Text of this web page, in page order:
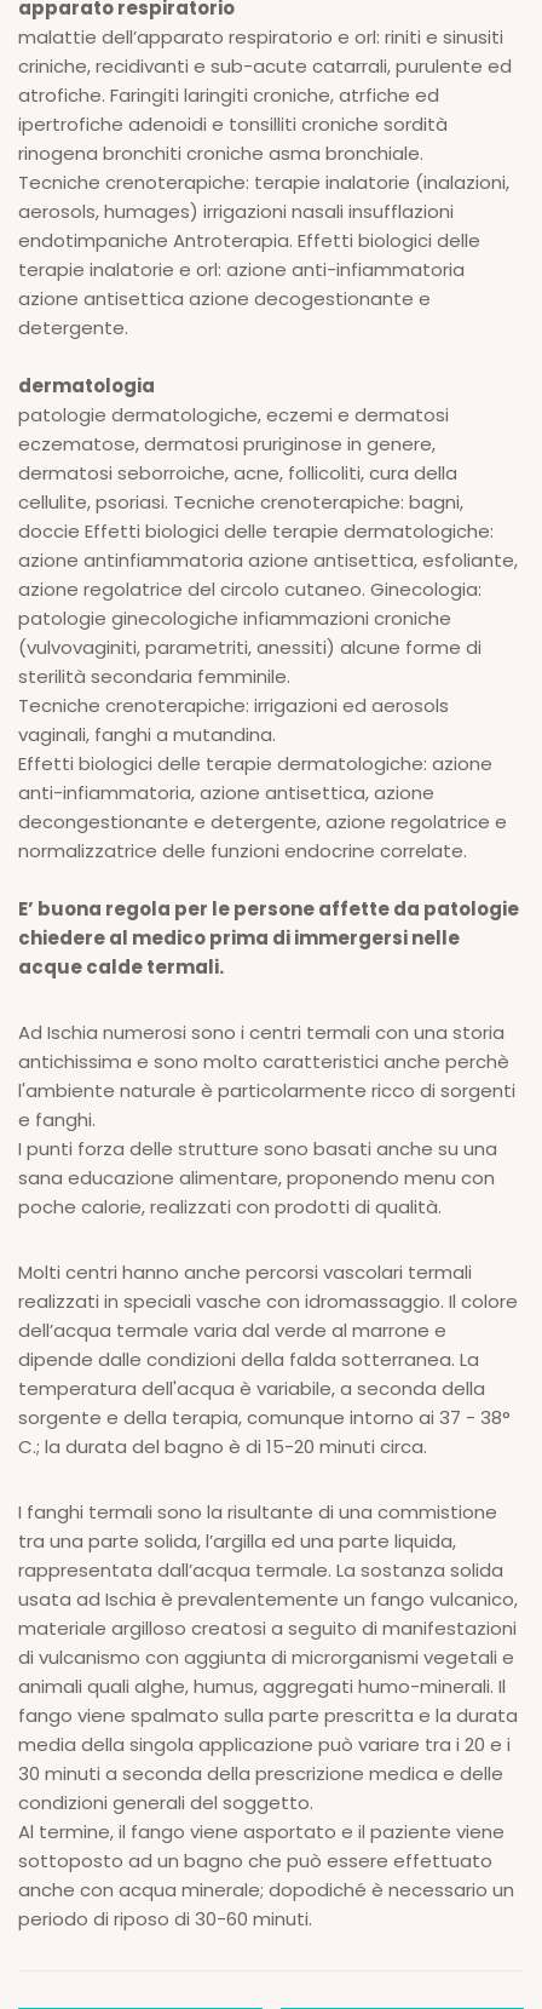
apparato respiratorio
malattie dell’apparato respiratorio e orl: riniti e sinusiti
criniche, recidivanti e sub-acute catarrali, purulente ed
atrofiche. Faringiti laringiti croniche, atrfiche ed
ipertrofiche adenoidi e tonsilliti croniche sordità
rinogena bronchiti croniche asma bronchiale.
Tecniche crenoterapiche: terapie inalatorie (inalazioni,
aerosols, humages) irrigazioni nasali insufflazioni
endotimpaniche Antroterapia. Effetti biologici delle
terapie inalatorie e orl: azione anti-infiammatoria
azione antisettica azione decogestionante e
detergente.
dermatologia
patologie dermatologiche, eczemi e dermatosi
eczematose, dermatosi pruriginose in genere,
dermatosi seborroiche, acne, follicoliti, cura della
cellulite, psoriasi. Tecniche crenoterapiche: bagni,
doccie Effetti biologici delle terapie dermatologiche:
azione antinfiammatoria azione antisettica, esfoliante,
azione regolatrice del circolo cutaneo. Ginecologia:
patologie ginecologiche infiammazioni croniche
(vulvovaginiti, parametriti, anessiti) alcune forme di
sterilità secondaria femminile.
Tecniche crenoterapiche: irrigazioni ed aerosols
vaginali, fanghi a mutandina.
Effetti biologici delle terapie dermatologiche: azione
anti-infiammatoria, azione antisettica, azione
decongestionante e detergente, azione regolatrice e
normalizzatrice delle funzioni endocrine correlate.
E’ buona regola per le persone affette da patologie
chiedere al medico prima di immergersi nelle
acque calde termali.
Ad Ischia numerosi sono i centri termali con una storia
antichissima e sono molto caratteristici anche perchè
l'ambiente naturale è particolarmente ricco di sorgenti
e fanghi.
I punti forza delle strutture sono basati anche su una
sana educazione alimentare, proponendo menu con
poche calorie, realizzati con prodotti di qualità.
Molti centri hanno anche percorsi vascolari termali
realizzati in speciali vasche con idromassaggio. Il colore
dell’acqua termale varia dal verde al marrone e
dipende dalle condizioni della falda sotterranea. La
temperatura dell'acqua è variabile, a seconda della
sorgente e della terapia, comunque intorno ai 37 - 38°
C.; la durata del bagno è di 15-20 minuti circa.
I fanghi termali sono la risultante di una commistione
tra una parte solida, l’argilla ed una parte liquida,
rappresentata dall’acqua termale. La sostanza solida
usata ad Ischia è prevalentemente un fango vulcanico,
materiale argilloso creatosi a seguito di manifestazioni
di vulcanismo con aggiunta di microrganismi vegetali e
animali quali alghe, humus, aggregati humo-minerali. Il
fango viene spalmato sulla parte prescritta e la durata
media della singola applicazione può variare tra i 20 e i
30 minuti a seconda della prescrizione medica e delle
condizioni generali del soggetto.
Al termine, il fango viene asportato e il paziente viene
sottoposto ad un bagno che può essere effettuato
anche con acqua minerale; dopodiché è necessario un
periodo di riposo di 30-60 minuti.